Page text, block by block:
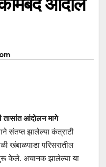
तासांत आंदोलन मागे
संतप्त झालेल्या कंत्राटी
खंबाळपाडा परिसरातील
केले. अचानक झालेल्या या